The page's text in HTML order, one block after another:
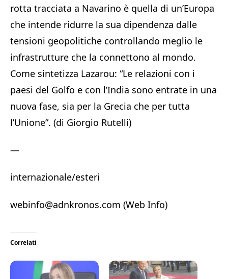
rotta tracciata a Navarino è quella di un’Europa
che intende ridurre la sua dipendenza dalle
tensioni geopolitiche controllando meglio le
infrastrutture che la connettono al mondo.
Come sintetizza Lazarou: “Le relazioni con i
paesi del Golfo e con l’India sono entrate in una
nuova fase, sia per la Grecia che per tutta
l’Unione”. (di Giorgio Rutelli)
—
internazionale/esteri
webinfo@adnkronos.com (Web Info)
Correlati